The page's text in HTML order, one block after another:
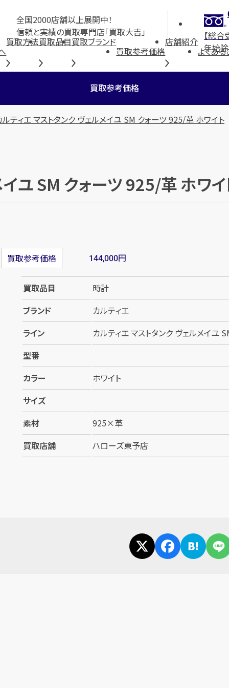
全国2000店舗以上展開中！
信頼と実績の買取専門店「買取大吉」
【総
年始
買取方法買取品目買取ブランド
買取参考価格
店舗紹介
よくあ
買取参考価格
ルティエ マストタンク ヴェルメイユ SM クォーツ 925/革 ホワイト
イユ SM クォーツ 925/革 ホワ
買取参考価格 144,000円
買取品目
時計
ブランド
カルティエ
ライン
カルティエ マストタンク ヴェルメイユ
型番
カラー
ホワイト
サイズ
素材
925×革
買取店舗
ハローズ東予店